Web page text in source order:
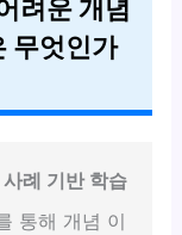
려운 개념
무엇인가
례 기반 학습
통해 개념 이